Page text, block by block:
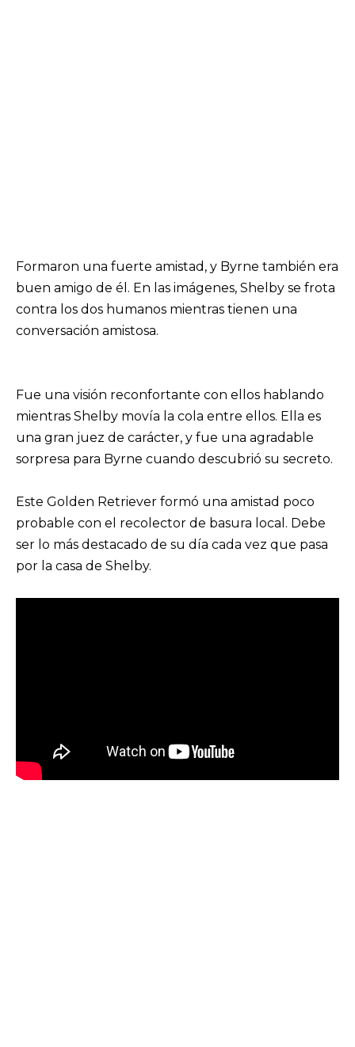
Formaron una fuerte amistad, y Byrne también era
buen amigo de él. En las imágenes, Shelby se frota
contra los dos humanos mientras tienen una
conversación amistosa.
Fue una visión reconfortante con ellos hablando
mientras Shelby movía la cola entre ellos. Ella es
una gran juez de carácter, y fue una agradable
sorpresa para Byrne cuando descubrió su secreto.
Este Golden Retriever formó una amistad poco
probable con el recolector de basura local. Debe
ser lo más destacado de su día cada vez que pasa
por la casa de Shelby.